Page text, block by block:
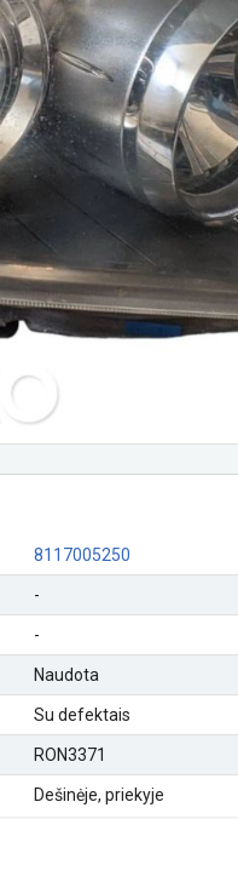
8117005250
-
-
Naudota
Su defektais
RON3371
Dešinėje, priekyje